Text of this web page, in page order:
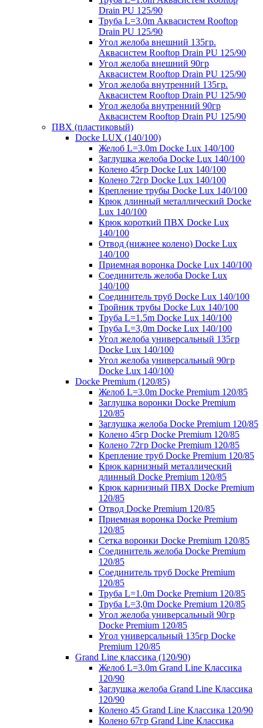
Drain PU 125/90
Труба L=3.0m Аквасистем Rooftop
Drain PU 125/90
Угол желоба внешний 135гр.
Аквасистем Rooftop Drain PU 125/90
Угол желоба внешний 90гр
Аквасистем Rooftop Drain PU 125/90
Угол желоба внутренний 135гр.
Аквасистем Rooftop Drain PU 125/90
Угол желоба внутренний 90гр
Аквасистем Rooftop Drain PU 125/90
ПВХ (пластиковый)
Docke LUX (140/100)
Желоб L=3.0m Docke Lux 140/100
Заглушка желоба Docke Lux 140/100
Колено 45гр Docke Lux 140/100
Колено 72гр Docke Lux 140/100
Крепление трубы Docke Lux 140/100
Крюк длинный металлический Docke
Lux 140/100
Крюк короткий ПВХ Docke Lux
140/100
Отвод (нижнее колено) Docke Lux
140/100
Приемная воронка Docke Lux 140/100
Соединитель желоба Docke Lux
140/100
Соединитель труб Docke Lux 140/100
Тройник трубы Docke Lux 140/100
Труба L=1.5m Docke Lux 140/100
Труба L=3,0m Docke Lux 140/100
Угол желоба универсальный 135гр
Docke Lux 140/100
Угол желоба универсальный 90гр
Docke Lux 140/100
Docke Premium (120/85)
Желоб L=3.0m Docke Premium 120/85
Заглушка воронки Docke Premium
120/85
Заглушка желоба Docke Premium 120/85
Колено 45гр Docke Premium 120/85
Колено 72гр Docke Premium 120/85
Крепление труб Docke Premium 120/85
Крюк карнизный металлический
длинный Docke Premium 120/85
Крюк карнизный ПВХ Docke Premium
120/85
Отвод Docke Premium 120/85
Приемная воронка Docke Premium
120/85
Сетка воронки Docke Premium 120/85
Соединитель желоба Docke Premium
120/85
Соединитель труб Docke Premium
120/85
Труба L=1.0m Docke Premium 120/85
Труба L=3,0m Docke Premium 120/85
Угол желоба универсальный 90гр
Docke Premium 120/85
Угол универсальный 135гр Docke
Premium 120/85
Grand Line классика (120/90)
Желоб L=3.0m Grand Line Классика
120/90
Заглушка желоба Grand Line Классика
120/90
Колено 45 Grand Line Классика 120/90
Колено 67гр Grand Line Классика